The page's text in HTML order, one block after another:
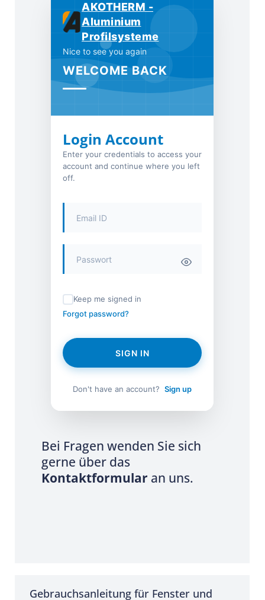
AKOTHERM -
Aluminium
Profilsysteme
Nice to see you again
WELCOME BACK
Login Account
Enter your credentials to access your
account and continue where you left
off.
Keep me signed in
Forgot password?
SIGN IN
Don't have an account? Sign up
Bei Fragen wenden Sie sich
gerne über das
Kontaktformular an uns.
Gebrauchsanleitung für Fenster und